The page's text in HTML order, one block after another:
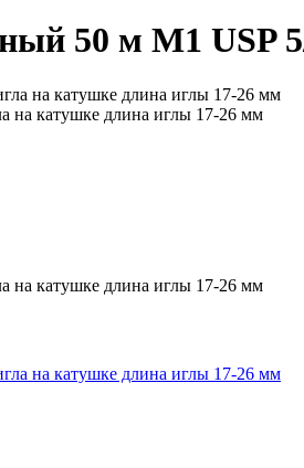
50 м М1 USP
на катушке длина иглы 17-26 мм
на катушке длина иглы 17-26 мм